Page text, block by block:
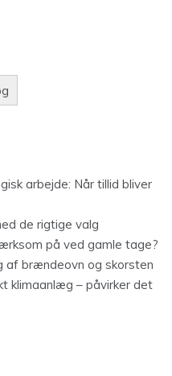
arbejde: Når tillid bliver
de rigtige valg
på ved gamle tage?
af brændeovn og skorsten
klimaanlæg – påvirker det